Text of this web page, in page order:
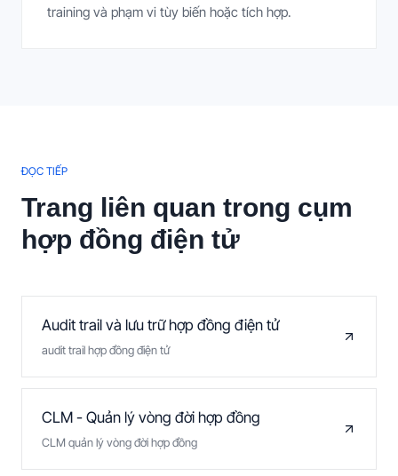
training và phạm vi tùy biến hoặc tích hợp.
ĐỌC TIẾP
Trang liên quan trong cụm
hợp đồng điện tử
Audit trail và lưu trữ hợp đồng điện tử
audit trail hợp đồng điện tử
CLM - Quản lý vòng đời hợp đồng
CLM quản lý vòng đời hợp đồng